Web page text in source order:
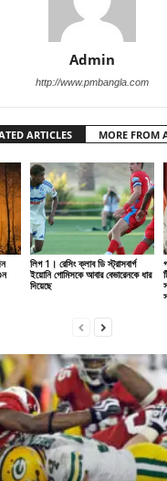
Admin
http://www.pmbangla.com
ARTICLES MORE FROM
লিগ 1। রেসিং ক্লাব ডি স্ট্রাসবার্গ
ইয়োনি গোমিসকে আবার বেভারেনকে ধার
দিয়েছে